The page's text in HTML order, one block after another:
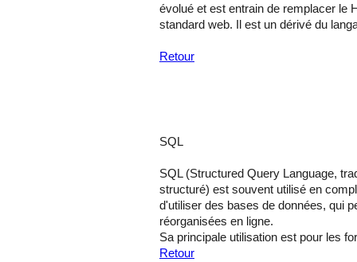
évolué et est entrain de remplacer le
standard web. Il est un dérivé du
Retour
SQL
SQL (Structured Query Language,
structuré) est souvent utilisé en
d'utiliser des bases de données, qui
réorganisées en ligne.
Sa principale utilisation est pour les
Retour